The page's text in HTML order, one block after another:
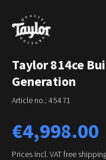
Taylor 814ce
Generation
Article no.: 45471
Regular price:
€4,998.00
Prices incl. VAT free